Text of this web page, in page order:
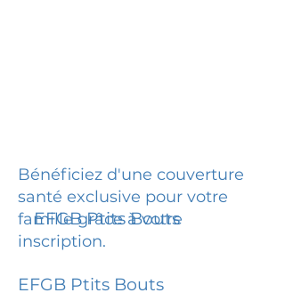
Bénéficiez d'une couverture
santé exclusive pour votre
famille grâce à votre
inscription.
EFGB Ptits Bouts
EFGB Ptits Bouts